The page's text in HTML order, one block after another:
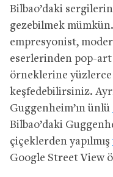
Bilbao’daki
gezebilmek
empresyonist,
eserlerinden pop-art
örneklerine
keşfedebilirsiniz.
Guggenheim’ın ünlü
Bilbao’daki
çiçeklerden yapılmış
Google Street View